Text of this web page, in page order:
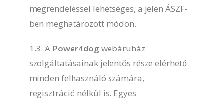
megrendeléssel lehetséges, a jelen ÁSZF-
ben meghatározott módon.
1.3. A Power4dog webáruház
szolgáltatásainak jelentős része elérhető
minden felhasználó számára,
regisztráció nélkül is. Egyes